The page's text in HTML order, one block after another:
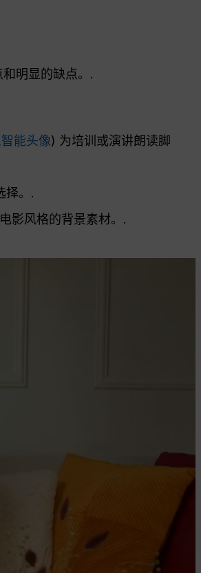
明显的缺点。.
能头像) 为培训或演讲朗读脚
择。.
影风格的背景素材。.